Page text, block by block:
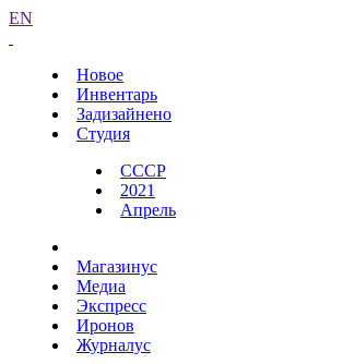
EN
Новое
Инвентарь
Задизайнено
Студия
СССР
2021
Апрель
Магазинус
Медиа
Экспресс
Иронов
Журналус